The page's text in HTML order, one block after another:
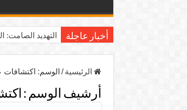
أخبار عاجلة التهديد الصامت:
الرئيسية / الوسم: اكتشافات
أرشيف الوسم :